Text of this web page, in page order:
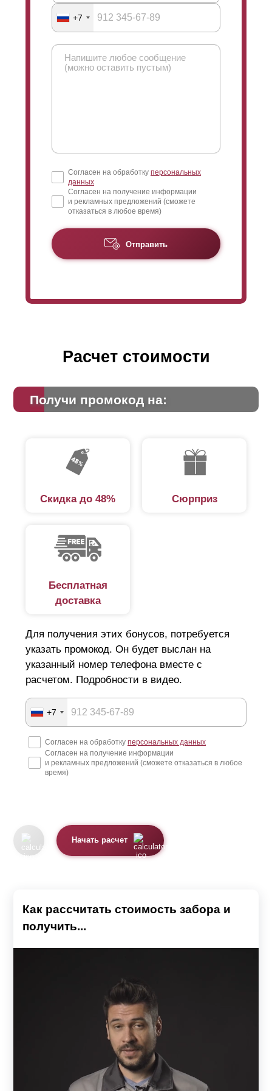
+7
Согласен на обработку персональных
данных
Согласен на получение информации
и рекламных предложений (сможете
отказаться в любое время)
Отправить
Расчет стоимости
Получи промокод на:
Скидка до 48% Сюрприз
Бесплатная
доставка
Для получения этих бонусов, потребуется
указать промокод. Он будет выслан на
указанный номер телефона вместе с
расчетом. Подробности в видео.
+7
Согласен на обработку персональных данных
Согласен на получение информации
и рекламных предложений (сможете отказаться в любое
время)
Начать расчет
Как рассчитать стоимость забора и
получить...